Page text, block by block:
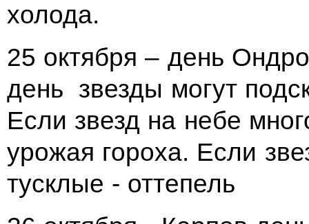
холода.
25 октября – день
день звезды могут
Если звезд на небе
урожая гороха. Если
тусклые - оттепель